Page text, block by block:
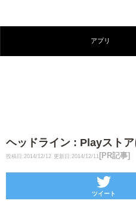
アプリ
ヘッドライン : Playスト
投稿日:2014/12/12 更新日:2014/12/11 [PR記事]
ツイート